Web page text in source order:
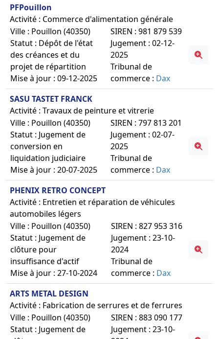
PFPouillon
Activité : Commerce d'alimentation générale
Ville : Pouillon (40350)
Statut : Dépôt de l'état
des créances et du
projet de répartition
Mise à jour : 09-12-2025
SIREN : 981 879 539
Jugement : 02-12-
2025
Tribunal de
commerce : Dax
SASU TASTET FRANCK
Activité : Travaux de peinture et vitrerie
Ville : Pouillon (40350)
Statut : Jugement de
conversion en
liquidation judiciaire
Mise à jour : 20-07-2025
SIREN : 797 813 201
Jugement : 02-07-
2025
Tribunal de
commerce : Dax
PHENIX RETRO CONCEPT
Activité : Entretien et réparation de véhicules
automobiles légers
Ville : Pouillon (40350)
Statut : Jugement de
clôture pour
insuffisance d'actif
Mise à jour : 27-10-2024
SIREN : 827 953 316
Jugement : 23-10-
2024
Tribunal de
commerce : Dax
ARTS METAL DESIGN
Activité : Fabrication de serrures et de ferrures
Ville : Pouillon (40350)
Statut : Jugement de
SIREN : 883 090 177
Jugement : 23-10-